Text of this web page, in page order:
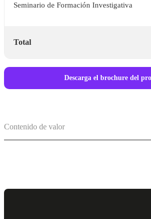
Seminario de Formación Investigativa
Total
Descarga el brochure del
Contenido de valor